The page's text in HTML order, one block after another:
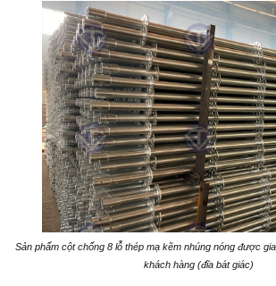
Sản phẩm cột chống 8 lỗ thép mạ kẽm nhúng nóng được
khách hàng (đĩa bát giác)